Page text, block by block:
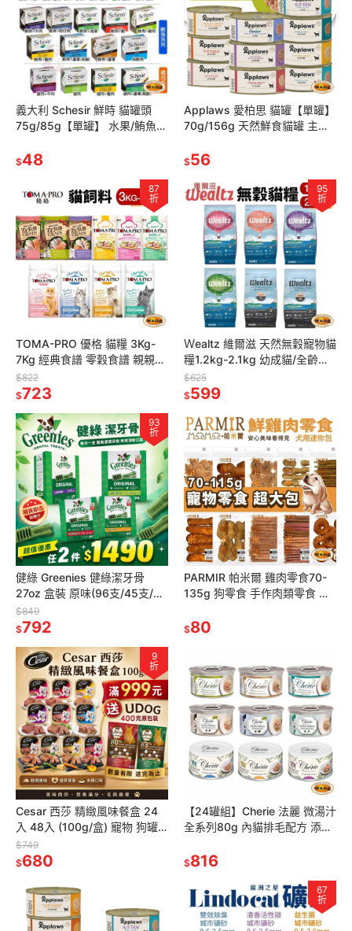
義大利 Schesir 鮮時 貓罐頭
75g/85g【單罐】 水果/鮪魚/
$48
Applaws 愛柏思 貓罐【單罐】
70g/156g 天然鮮食貓罐 主食
$56
87
折
TOMA-PRO 優格 貓糧 3Kg-
7Kg 經典食譜 零穀食譜 親親食
譜 優格貓『林口旗艦店』
$822
$723
95
折
Ｗealtz 維爾滋 天然無穀寵物貓
糧1.2kg-2.1kg 幼成貓/全齡貓
鮭魚/化毛貓/低脂高纖貓 貓飼
料
$625
$599
93
折
健綠 Greenies 健綠潔牙骨
27oz 盒裝 原味(96支/45支/27
支/17支) 狗潔牙骨『林口旗艦
店』
$849
$792
PARMIR 帕米爾 雞肉零食70-
135g 狗零食 手作肉類零食 迷
『林口旗艦店』
$80
9
折
Cesar 西莎 精緻風味餐盒 24
入 48入 (100g/盒) 寵物 狗罐
頭/濕糧 狗餐盒『林口旗艦店』
$749
$680
【24罐組】Cherie 法麗 微湯汁
全系列80g 內貓排毛配方 添加
$816
67
折